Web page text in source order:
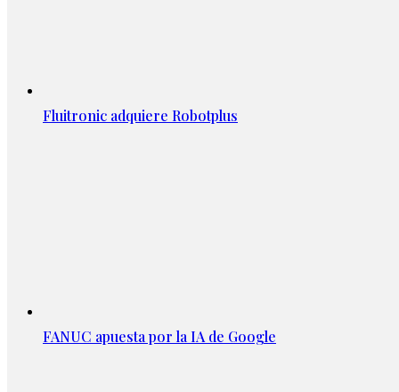
Fluitronic adquiere Robotplus
FANUC apuesta por la IA de Google